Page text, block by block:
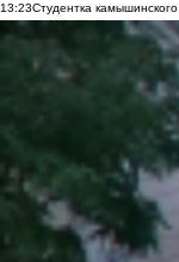
13:23Студентка